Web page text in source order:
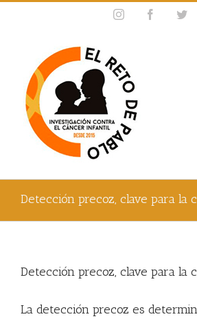
InstagramFacebook
Detección precoz, clave para la
Detección precoz, clave para la
La detección precoz es